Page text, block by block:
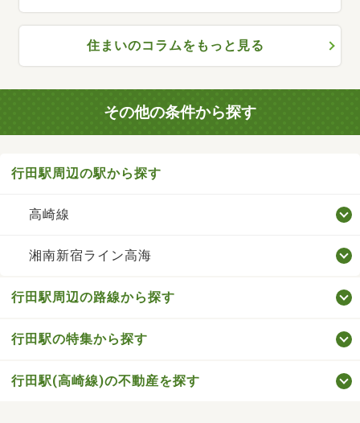
住まいのコラムをもっと見る
その他の条件から探す
行田駅周辺の駅から探す
高崎線
湘南新宿ライン高海
行田駅周辺の路線から探す
行田駅の特集から探す
行田駅(高崎線)の不動産を探す